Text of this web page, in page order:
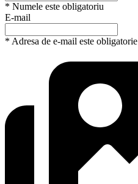
* Numele este obligatoriu
E-mail
* Adresa de e-mail este obligatorie